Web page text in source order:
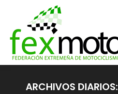
ARCHIVOS DIARIOS: